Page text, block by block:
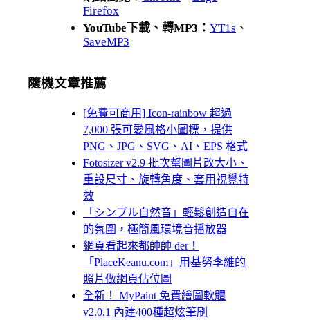
Firefox
YouTube下載、轉MP3： YT1s 、
SaveMP3
隨機文章推薦
[免費可商用] Icon-rainbow 超過
7,000 張可愛風格小圖標，提供
PNG、JPG、SVG、AI、EPS 格式
Fotosizer v2.9 批次幫圖片改大小、
重設尺寸、旋轉角度、套用視覺特
效
「シンプル自然音」輕鬆創造自在
的氛圍，極簡風環境音播放器
網頁看起來都帥帥 der！
「PlaceKeanu.com」用基努李維的
照片做網頁佔位圖
全新！ MyPaint 免費繪圖軟體
v2.0.1 內建400種超炫筆刷